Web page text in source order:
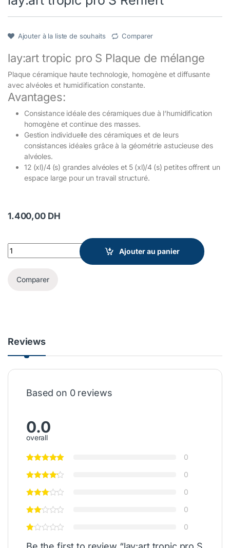
Ajouter à la liste de souhaits Comparer
lay:art tropic pro S Plaque de mélange
Plaque céramique haute technologie, homogène et diffusante
avec alvéoles et humidification constante.
Avantages:
Consistance idéale des céramiques due à l‘humidification
homogène et continue des masses.
Gestion individuelle des céramiques et de leurs
consistances idéales grâce à la géométrie astucieuse des
alvéoles.
12 (xl)/4 (s) grandes alvéoles et 5 (xl)/4 (s) petites offrent un
espace large pour un travail structuré.
1.400,00 DH
lay:art tropic pro S Renfert quantity
Ajouter au panier
Comparer
Reviews
Based on 0 reviews
0.0
overall
0
0
0
0
0